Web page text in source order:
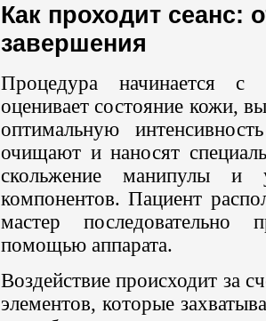
Как проходит сеанс:
завершения
Процедура начинается с
оценивает состояние кожи,
оптимальную
очищают и наносят
скольжение манипулы и
компонентов. Пациент
мастер последовательно
помощью аппарата.
Воздействие происходит за
элементов, которые